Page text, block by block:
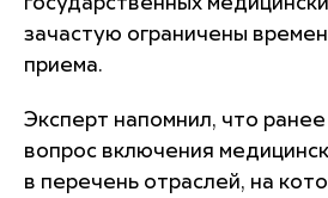
государственных
зачастую ограничены
приема.
Эксперт напомнил, что
вопрос включения
в перечень отраслей, на